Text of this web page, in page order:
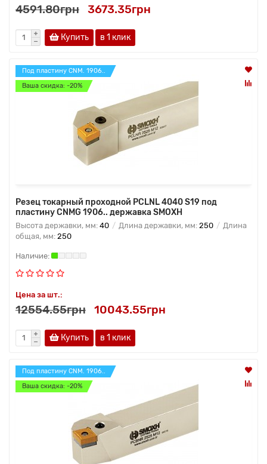
4591.80грн 3673.35грн
Купить в 1 клик
Под пластину CNM. 1906..
Ваша скидка: -20%
Резец токарный проходной PCLNL 4040 S19 под
пластину CNMG 1906.. державка SMOXH
Высота державки, мм: 40 Длина державки, мм: 250
Длина
общая, мм: 250
Цена за шт.:
12554.55грн 10043.55грн
Купить в 1 клик
Под пластину CNM. 1906..
Ваша скидка: -20%